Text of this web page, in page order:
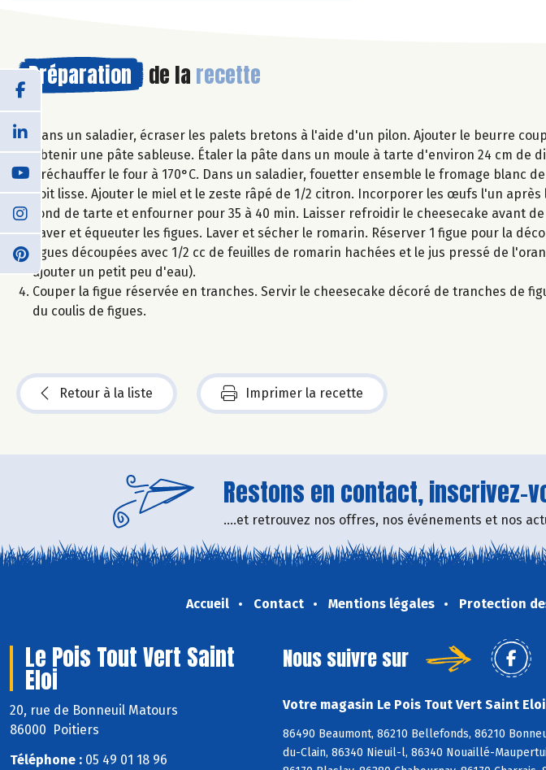
Préparation de la recette
Dans un saladier, écraser les palets bretons à l'aide d'un pilon. Ajouter le beurre
obtenir une pâte sableuse. Étaler la pâte dans un moule à tarte d'environ 24 cm de
Préchauffer le four à 170°C. Dans un saladier, fouetter ensemble le fromage blanc
soit lisse. Ajouter le miel et le zeste râpé de 1/2 citron. Incorporer les œufs l'un
fond de tarte et enfourner pour 35 à 40 min. Laisser refroidir le cheesecake avant
Laver et équeuter les figues. Laver et sécher le romarin. Réserver 1 figue pour la
figues découpées avec 1/2 cc de feuilles de romarin hachées et le jus pressé de
ajouter un petit peu d'eau).
Couper la figue réservée en tranches. Servir le cheesecake décoré de tranches de
du coulis de figues.
Retour à la liste Imprimer la recette
Restons en contact, inscrivez-
....et retrouvez nos offres, nos événements et nos
Accueil Contact Mentions légales Protection
Le Pois Tout Vert Saint
Eloi
20, rue de Bonneuil Matours
86000 Poitiers
Téléphone : 05 49 01 18 96
Nous suivre sur
Votre magasin Le Pois Tout Vert Saint
86490 Beaumont, 86210 Bellefonds, 86210
du-Clain, 86340 Nieuil-l, 86340 Nouaillé-